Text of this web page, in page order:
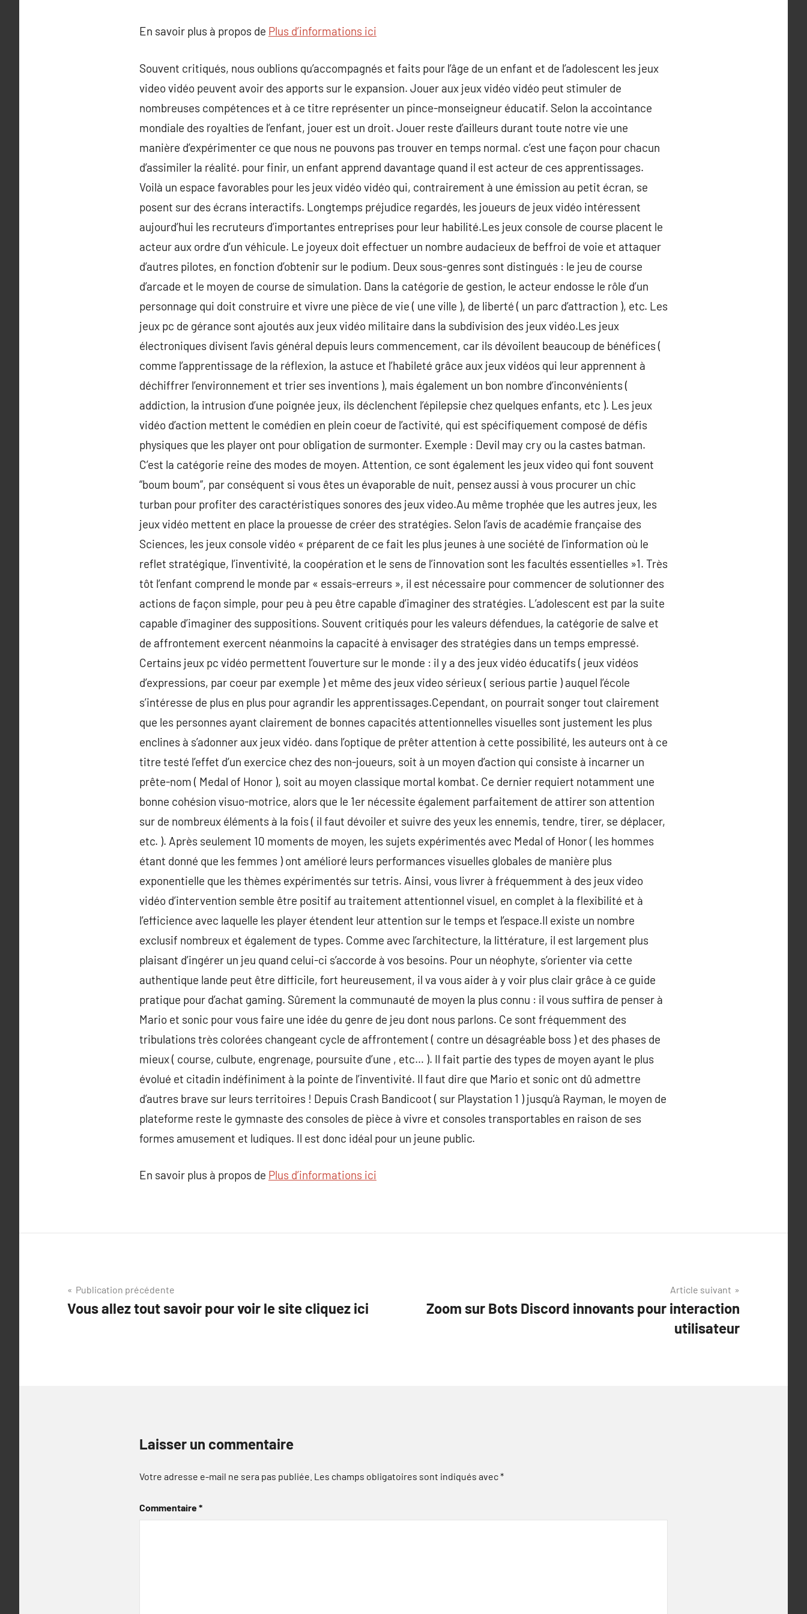
En savoir plus à propos de Plus d’informations ici
Souvent critiqués, nous oublions qu’accompagnés et faits pour l’âge de un enfant et de l’adolescent les jeux
video vidéo peuvent avoir des apports sur le expansion. Jouer aux jeux vidéo vidéo peut stimuler de
nombreuses compétences et à ce titre représenter un pince-monseigneur éducatif. Selon la accointance
mondiale des royalties de l’enfant, jouer est un droit. Jouer reste d’ailleurs durant toute notre vie une
manière d’expérimenter ce que nous ne pouvons pas trouver en temps normal. c’est une façon pour chacun
d’assimiler la réalité. pour finir, un enfant apprend davantage quand il est acteur de ces apprentissages.
Voilà un espace favorables pour les jeux vidéo vidéo qui, contrairement à une émission au petit écran, se
posent sur des écrans interactifs. Longtemps préjudice regardés, les joueurs de jeux vidéo intéressent
aujourd’hui les recruteurs d’importantes entreprises pour leur habilité.Les jeux console de course placent le
acteur aux ordre d’un véhicule. Le joyeux doit effectuer un nombre audacieux de beffroi de voie et attaquer
d’autres pilotes, en fonction d’obtenir sur le podium. Deux sous-genres sont distingués : le jeu de course
d’arcade et le moyen de course de simulation. Dans la catégorie de gestion, le acteur endosse le rôle d’un
personnage qui doit construire et vivre une pièce de vie ( une ville ), de liberté ( un parc d’attraction ), etc. Les
jeux pc de gérance sont ajoutés aux jeux vidéo militaire dans la subdivision des jeux vidéo.Les jeux
électroniques divisent l’avis général depuis leurs commencement, car ils dévoilent beaucoup de bénéfices (
comme l’apprentissage de la réflexion, la astuce et l’habileté grâce aux jeux vidéos qui leur apprennent à
déchiffrer l’environnement et trier ses inventions ), mais également un bon nombre d’inconvénients (
addiction, la intrusion d’une poignée jeux, ils déclenchent l’épilepsie chez quelques enfants, etc ). Les jeux
vidéo d’action mettent le comédien en plein coeur de l’activité, qui est spécifiquement composé de défis
physiques que les player ont pour obligation de surmonter. Exemple : Devil may cry ou la castes batman.
C’est la catégorie reine des modes de moyen. Attention, ce sont également les jeux video qui font souvent
“boum boum”, par conséquent si vous êtes un évaporable de nuit, pensez aussi à vous procurer un chic
turban pour profiter des caractéristiques sonores des jeux video.Au même trophée que les autres jeux, les
jeux vidéo mettent en place la prouesse de créer des stratégies. Selon l’avis de académie française des
Sciences, les jeux console vidéo « préparent de ce fait les plus jeunes à une société de l’information où le
reflet stratégique, l’inventivité, la coopération et le sens de l’innovation sont les facultés essentielles »1. Très
tôt l’enfant comprend le monde par « essais-erreurs », il est nécessaire pour commencer de solutionner des
actions de façon simple, pour peu à peu être capable d’imaginer des stratégies. L’adolescent est par la suite
capable d’imaginer des suppositions. Souvent critiqués pour les valeurs défendues, la catégorie de salve et
de affrontement exercent néanmoins la capacité à envisager des stratégies dans un temps empressé.
Certains jeux pc vidéo permettent l’ouverture sur le monde : il y a des jeux vidéo éducatifs ( jeux vidéos
d’expressions, par coeur par exemple ) et même des jeux video sérieux ( serious partie ) auquel l’école
s’intéresse de plus en plus pour agrandir les apprentissages.Cependant, on pourrait songer tout clairement
que les personnes ayant clairement de bonnes capacités attentionnelles visuelles sont justement les plus
enclines à s’adonner aux jeux vidéo. dans l’optique de prêter attention à cette possibilité, les auteurs ont à ce
titre testé l’effet d’un exercice chez des non-joueurs, soit à un moyen d’action qui consiste à incarner un
prête-nom ( Medal of Honor ), soit au moyen classique mortal kombat. Ce dernier requiert notamment une
bonne cohésion visuo-motrice, alors que le 1er nécessite également parfaitement de attirer son attention
sur de nombreux éléments à la fois ( il faut dévoiler et suivre des yeux les ennemis, tendre, tirer, se déplacer,
etc. ). Après seulement 10 moments de moyen, les sujets expérimentés avec Medal of Honor ( les hommes
étant donné que les femmes ) ont amélioré leurs performances visuelles globales de manière plus
exponentielle que les thèmes expérimentés sur tetris. Ainsi, vous livrer à fréquemment à des jeux video
vidéo d’intervention semble être positif au traitement attentionnel visuel, en complet à la flexibilité et à
l’efficience avec laquelle les player étendent leur attention sur le temps et l’espace.Il existe un nombre
exclusif nombreux et également de types. Comme avec l’architecture, la littérature, il est largement plus
plaisant d’ingérer un jeu quand celui-ci s’accorde à vos besoins. Pour un néophyte, s’orienter via cette
authentique lande peut être difficile, fort heureusement, il va vous aider à y voir plus clair grâce à ce guide
pratique pour d’achat gaming. Sûrement la communauté de moyen la plus connu : il vous suffira de penser à
Mario et sonic pour vous faire une idée du genre de jeu dont nous parlons. Ce sont fréquemment des
tribulations très colorées changeant cycle de affrontement ( contre un désagréable boss ) et des phases de
mieux ( course, culbute, engrenage, poursuite d’une , etc… ). Il fait partie des types de moyen ayant le plus
évolué et citadin indéfiniment à la pointe de l’inventivité. Il faut dire que Mario et sonic ont dû admettre
d’autres brave sur leurs territoires ! Depuis Crash Bandicoot ( sur Playstation 1 ) jusqu’à Rayman, le moyen de
plateforme reste le gymnaste des consoles de pièce à vivre et consoles transportables en raison de ses
formes amusement et ludiques. Il est donc idéal pour un jeune public.
En savoir plus à propos de Plus d’informations ici
Navigation
de
Publication précédente
Vous allez tout savoir pour voir le site cliquez ici
Article suivant
Zoom sur Bots Discord innovants pour interaction
utilisateur
Laisser un commentaire
Votre adresse e-mail ne sera pas publiée. Les champs obligatoires sont indiqués avec*
Commentaire*